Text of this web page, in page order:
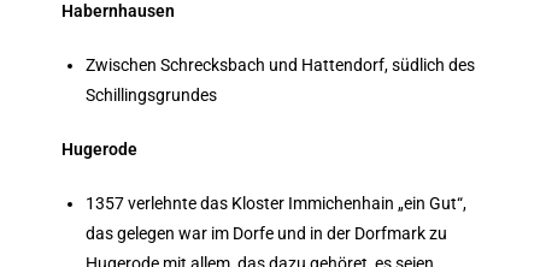
Habernhausen
Zwischen Schrecksbach und Hattendorf, südlich des
Schillingsgrundes
Hugerode
1357 verlehnte das Kloster Immichenhain „ein Gut“,
das gelegen war im Dorfe und in der Dorfmark zu